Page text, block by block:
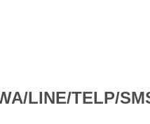
LINE/TELP/